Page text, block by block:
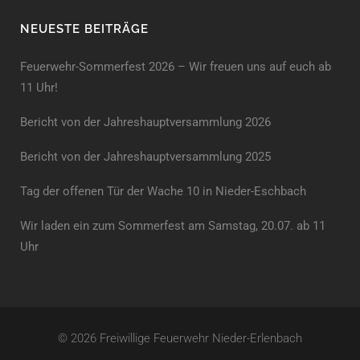
NEUESTE BEITRÄGE
Feuerwehr-Sommerfest 2026 – Wir freuen uns auf euch ab
11 Uhr!
Bericht von der Jahreshauptversammlung 2026
Bericht von der Jahreshaupt­versammlung 2025
Tag der offenen Tür der Wache 10 in Nieder-Eschbach
Wir laden ein zum Sommerfest am Samstag, 20.07. ab 11
Uhr
© 2026 Freiwillige Feuerwehr Nieder-Erlenbach